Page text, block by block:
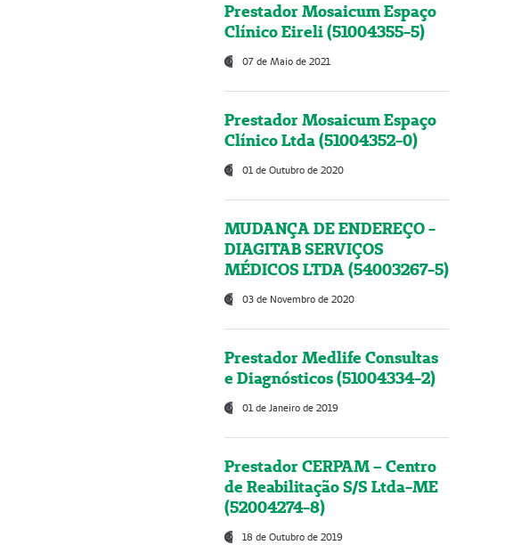
Prestador Mosaicum Espaço
Clínico Eireli (51004355-5)
07 de Maio de 2021
Prestador Mosaicum Espaço
Clínico Ltda (51004352-0)
01 de Outubro de 2020
MUDANÇA DE ENDEREÇO -
DIAGITAB SERVIÇOS
MÉDICOS LTDA (54003267-5)
03 de Novembro de 2020
Prestador Medlife Consultas
e Diagnósticos (51004334-2)
01 de Janeiro de 2019
Prestador CERPAM – Centro
de Reabilitação S/S Ltda-ME
(52004274-8)
18 de Outubro de 2019